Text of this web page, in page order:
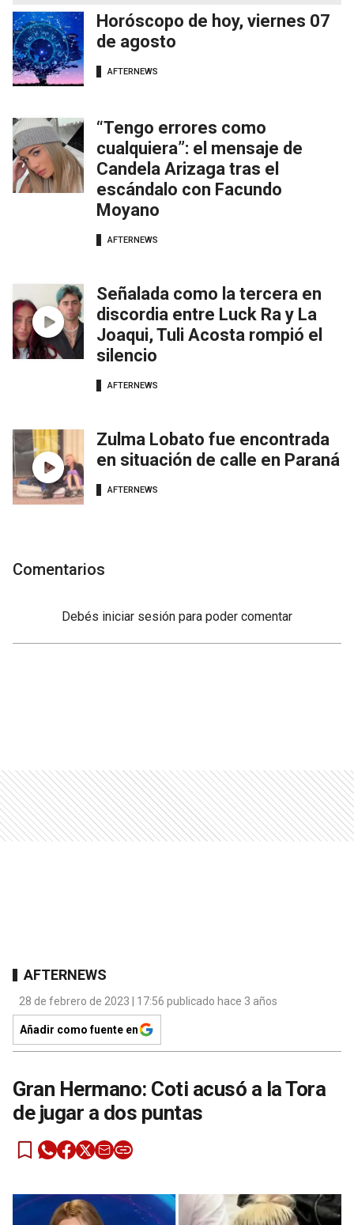
Horóscopo de hoy, viernes 07
de agosto
AFTERNEWS
“Tengo errores como
cualquiera”: el mensaje de
Candela Arizaga tras el
escándalo con Facundo
Moyano
AFTERNEWS
Señalada como la tercera en
discordia entre Luck Ra y La
Joaqui, Tuli Acosta rompió el
silencio
AFTERNEWS
Zulma Lobato fue encontrada
en situación de calle en Paraná
AFTERNEWS
Comentarios
Debés iniciar sesión para poder comentar
AFTERNEWS
28 de febrero de 2023 | 17:56 publicado hace 3 años
Añadir como fuente en
Gran Hermano: Coti acusó a la Tora
de jugar a dos puntas